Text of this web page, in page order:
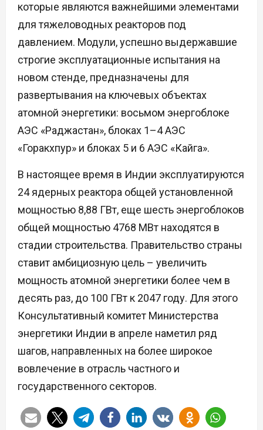
которые являются важнейшими элементами
для тяжеловодных реакторов под
давлением. Модули, успешно выдержавшие
строгие эксплуатационные испытания на
новом стенде, предназначены для
развертывания на ключевых объектах
атомной энергетики: восьмом энергоблоке
АЭС «Раджастан», блоках 1–4 АЭС
«Горакхпур» и блоках 5 и 6 АЭС «Кайга».
В настоящее время в Индии эксплуатируются
24 ядерных реактора общей установленной
мощностью 8,88 ГВт, еще шесть энергоблоков
общей мощностью 4768 МВт находятся в
стадии строительства. Правительство страны
ставит амбициозную цель – увеличить
мощность атомной энергетики более чем в
десять раз, до 100 ГВт к 2047 году. Для этого
Консультативный комитет Министерства
энергетики Индии в апреле наметил ряд
шагов, направленных на более широкое
вовлечение в отрасль частного и
государственного секторов.